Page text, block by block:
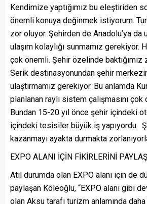
Kendimize yaptığımız bu eleştiriden
önemli konuya değinmek istiyorum.
zor oluyor. Şehirden de Anadolu’ya da
ulaşım kolaylığı sunmamız gerekiyor.
çok önemli. Şehir özelinde
Serik destinasyonundan şehir
ulaştırmamız gerekiyor. Bu anlamda
planlanan raylı sistem çalışmasını
Bundan 15-20 yıl önce şehir içindeki
içindeki tesisiler büyük iş yapıyordu.
kazanmayı ayakta durmakta
EXPO ALANI İÇİN FİKİRLERİNİ
Atıl durumda olan EXPO alanı için de
paylaşan Köleoğlu, “EXPO alanı gibi
olan Aksu tarafı turizm anlamında